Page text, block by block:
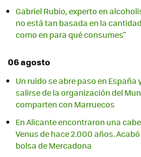
Gabriel Rubio, experto en
no está tan basada en la
como en para qué consumes"
06 agosto
Un ruido se abre paso en España
salirse de la organización del
comparten con Marruecos
En Alicante encontraron una
Venus de hace 2.000 años.
bolsa de Mercadona